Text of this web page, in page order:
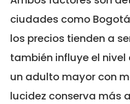
ciudades como
los precios tienden a
también influye el
un adulto mayor con
lucidez conserva más